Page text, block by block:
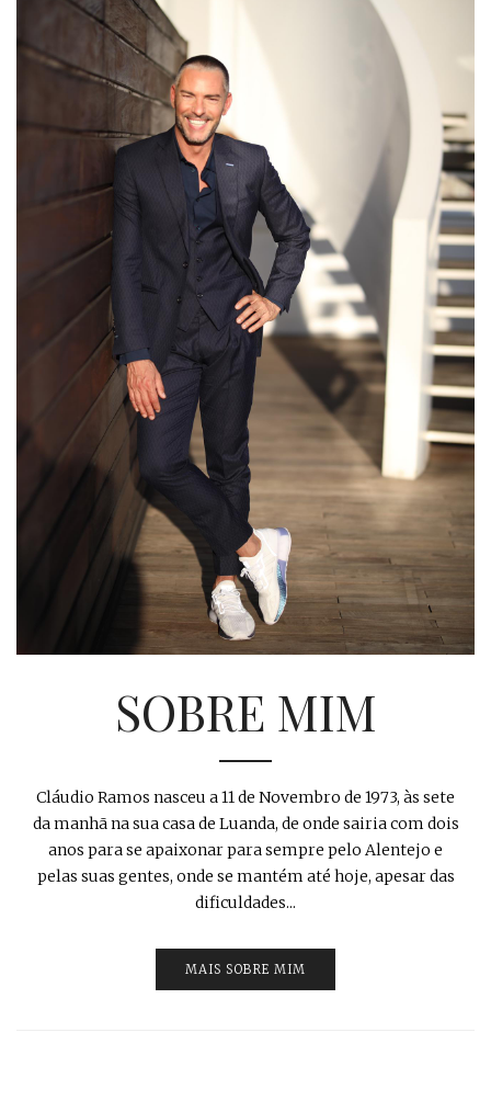
SOBRE MIM
Cláudio Ramos nasceu a 11 de Novembro de 1973, às sete
da manhã na sua casa de Luanda, de onde sairia com dois
anos para se apaixonar para sempre pelo Alentejo e
pelas suas gentes, onde se mantém até hoje, apesar das
dificuldades...
MAIS SOBRE MIM